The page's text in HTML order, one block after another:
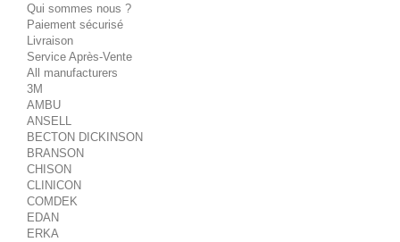
Qui sommes nous ?
Paiement sécurisé
Livraison
Service Après-Vente
All manufacturers
3M
AMBU
ANSELL
BECTON DICKINSON
BRANSON
CHISON
CLINICON
COMDEK
EDAN
ERKA